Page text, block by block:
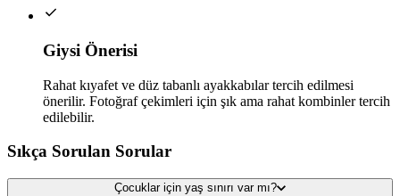
Giysi Önerisi
Rahat kıyafet ve düz tabanlı ayakkabılar tercih edilmesi
önerilir. Fotoğraf çekimleri için şık ama rahat kombinler tercih
edilebilir.
Sıkça Sorulan Sorular
Çocuklar için yaş sınırı var mı?